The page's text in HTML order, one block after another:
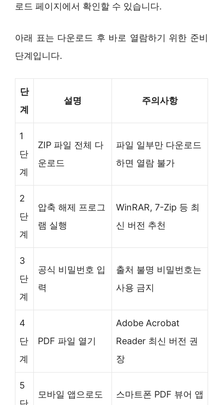
로드 페이지에서 확인할 수 있습니다.
아래 표는 다운로드 후 바로 열람하기 위한 준비
단계입니다.
단
계
설명 주의사항
1
단
계
ZIP 파일 전체 다
운로드
파일 일부만 다운로드
하면 열람 불가
2
단
계
압축 해제 프로그
램 실행
WinRAR, 7-Zip 등 최
신 버전 추천
3
단
계
공식 비밀번호 입
력
출처 불명 비밀번호는
사용 금지
4
단
계
PDF 파일 열기
Adobe Acrobat
Reader 최신 버전 권
장
5
모바일 앱으로도
스마트폰 PDF 뷰어 앱